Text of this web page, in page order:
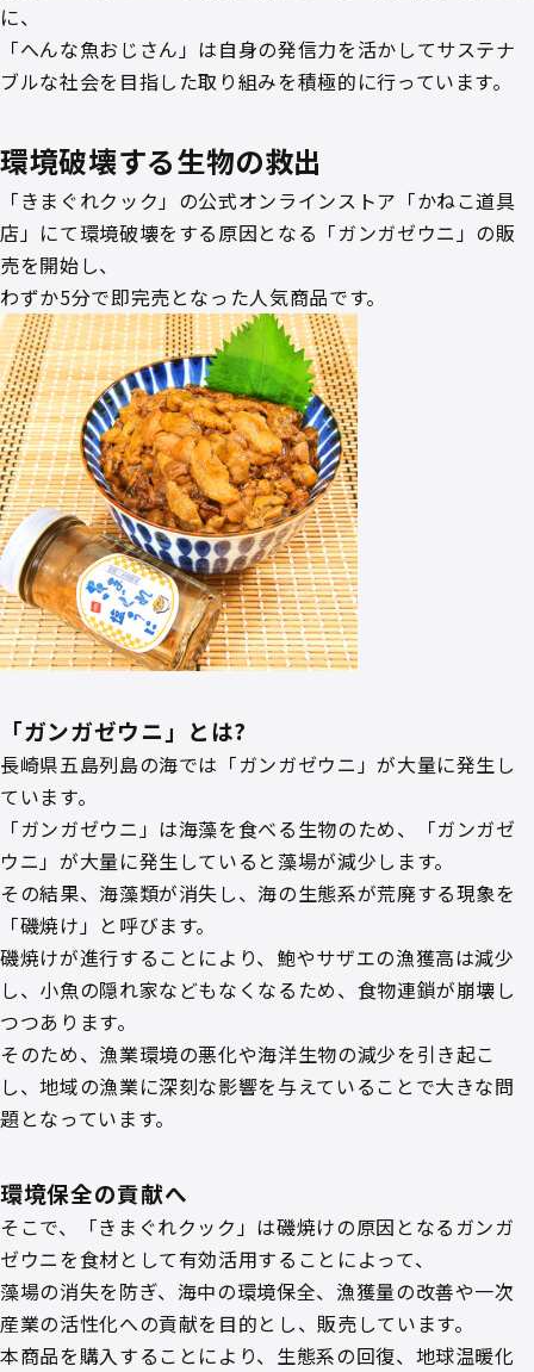
に、
「へんな魚おじさん」は自身の発信力を活かしてサステナ
ブルな社会を目指した取り組みを積極的に行っています。
環境破壊する生物の救出
「きまぐれクック」の公式オンラインストア「かねこ道具
店」にて環境破壊をする原因となる「ガンガゼウニ」の販
売を開始し、
わずか5分で即完売となった人気商品です。
「ガンガゼウニ」とは?
長崎県五島列島の海では「ガンガゼウニ」が大量に発生し
ています。
「ガンガゼウニ」は海藻を食べる生物のため、「ガンガゼ
ウニ」が大量に発生していると藻場が減少します。
その結果、海藻類が消失し、海の生態系が荒廃する現象を
「磯焼け」と呼びます。
磯焼けが進行することにより、鮑やサザエの漁獲高は減少
し、小魚の隠れ家などもなくなるため、食物連鎖が崩壊し
つつあります。
そのため、漁業環境の悪化や海洋生物の減少を引き起こ
し、地域の漁業に深刻な影響を与えていることで大きな問
題となっています。
環境保全の貢献へ
そこで、「きまぐれクック」は磯焼けの原因となるガンガ
ゼウニを食材として有効活用することによって、
藻場の消失を防ぎ、海中の環境保全、漁獲量の改善や一次
産業の活性化への貢献を目的とし、販売しています。
本商品を購入することにより、生態系の回復、地球温暖化